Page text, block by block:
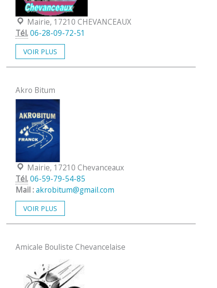
Localisation :
Mairie, 17210 CHEVANCEAUX
Tél.06-28-09-72-51
VOIR PLUS
Akro Bitum
Localisation :
Mairie, 17210 Chevanceaux
Tél.06-59-79-54-85
Mail :akrobitum@gmail.com
VOIR PLUS
Amicale Bouliste Chevancelaise